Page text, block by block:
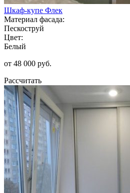
Шкаф-купе Флек
Материал фасада:
Пескоструй
Цвет:
Белый
от 48 000 руб.
Рассчитать